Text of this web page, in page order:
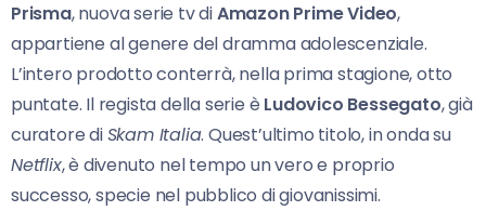
Prisma, nuova serie tv diAmazon Prime Video,
appartiene al genere del dramma adolescenziale.
L’intero prodotto conterrà, nella prima stagione, otto
puntate. Il regista della serie è Ludovico Bessegato, già
curatore diSkam Italia. Quest’ultimo titolo, in onda su
Netflix, è divenuto nel tempo un vero e proprio
successo, specie nel pubblico di giovanissimi.